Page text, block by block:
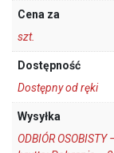
Cena za
szt.
Dostępność
Dostępny od ręki
Wysyłka
ODBIÓR